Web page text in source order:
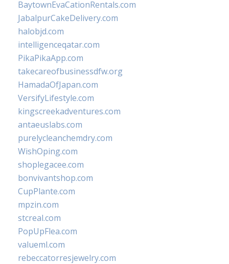
BaytownEvaCationRentals.com
JabalpurCakeDelivery.com
halobjd.com
intelligenceqatar.com
PikaPikaApp.com
takecareofbusinessdfw.org
HamadaOfJapan.com
VersifyLifestyle.com
kingscreekadventures.com
antaeuslabs.com
purelycleanchemdry.com
WishOping.com
shoplegacee.com
bonvivantshop.com
CupPlante.com
mpzin.com
stcreal.com
PopUpFlea.com
valueml.com
rebeccatorresjewelry.com